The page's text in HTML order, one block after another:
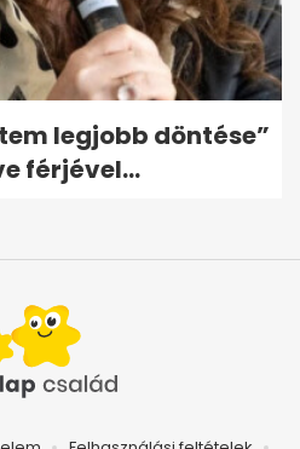
legjobb döntése”
férjével...